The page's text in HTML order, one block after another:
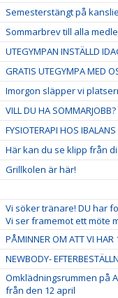
Semesterstängt på
Sommarbrev till alla
UTEGYMPAN INSTÄLLD
GRATIS UTEGYMPA MED
Imorgon släpper vi
VILL DU HA SOMMARJOBB?
FYSIOTERAPI HOS IBALANS
Här kan du se klipp från
Grillkolen är här!
Vi söker tränare! DU har
Vi ser framemot ett möte
PÅMINNER OM ATT VI HAR
NEWBODY-
Omklädningsrummen på
från den 12 april